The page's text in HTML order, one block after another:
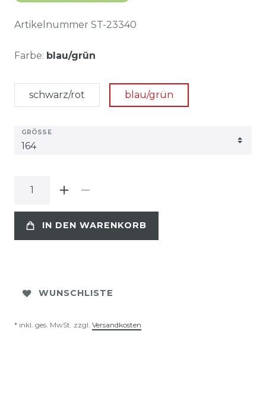
Artikelnummer ST-23340
Farbe: blau/grün
schwarz/rot blau/grün
GRÖSSE
IN DEN WARENKORB
WUNSCHLISTE
* inkl. ges. MwSt. zzgl. Versandkosten